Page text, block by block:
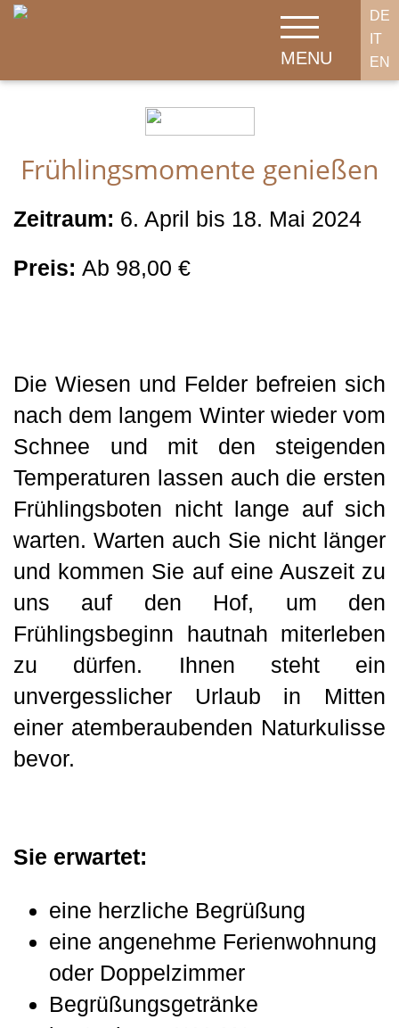
DE
IT
EN
MENU
Frühlingsmomente genießen
Zeitraum: 6. April bis 18. Mai 2024
Preis: Ab 98,00 €
Die Wiesen und Felder befreien sich
nach dem langem Winter wieder vom
Schnee und mit den steigenden
Temperaturen lassen auch die ersten
Frühlingsboten nicht lange auf sich
warten. Warten auch Sie nicht länger
und kommen Sie auf eine Auszeit zu
uns auf den Hof, um den
Frühlingsbeginn hautnah miterleben
zu dürfen. Ihnen steht ein
unvergesslicher Urlaub in Mitten
einer atemberaubenden Naturkulisse
bevor.
Sie erwartet:
eine herzliche Begrüßung
eine angenehme Ferienwohnung
oder Doppelzimmer
Begrüßungsgetränke